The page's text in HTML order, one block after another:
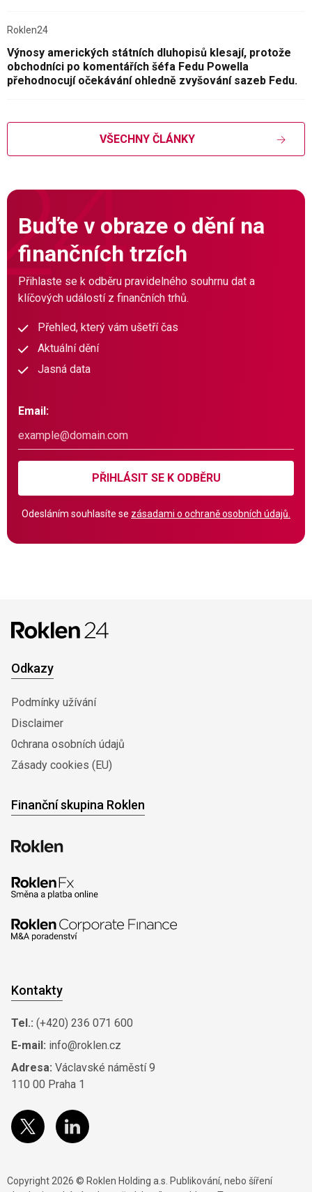
Roklen24
Výnosy amerických státních dluhopisů klesají, protože
obchodníci po komentářích šéfa Fedu Powella
přehodnocují očekávání ohledně zvyšování sazeb Fedu.
VŠECHNY ČLÁNKY
Buďte v obraze o dění na
finančních trzích
Přihlaste se k odběru pravidelného souhrnu dat a
klíčových událostí z finančních trhů.
Přehled, který vám ušetří čas
Aktuální dění
Jasná data
Email:
PŘIHLÁSIT SE K ODBĚRU
Odesláním souhlasíte se zásadami o ochraně osobních údajů.
Odkazy
Podmínky užívání
Disclaimer
0chrana osobních údajů
Zásady cookies (EU)
Finanční skupina Roklen
Kontakty
Tel.: (+420) 236 071 600
E-mail: info@roklen.cz
Adresa: Václavské náměstí 9
110 00 Praha 1
Copyright 2026 © Roklen Holding a.s. Publikování, nebo šíření